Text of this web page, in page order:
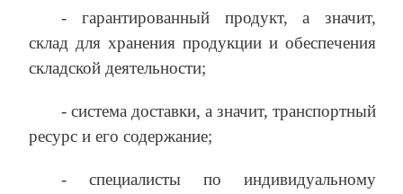
- гарантированный продукт, а значит,
склад для хранения продукции и обеспечения
складской деятельности;
- система доставки, а значит, транспортный
ресурс и его содержание;
- специалисты по индивидуальному